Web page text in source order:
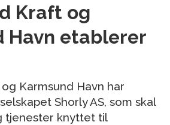
Kraft og
Havn etablerer
Karmsund Havn har
Shorly AS, som skal
tjenester knyttet til